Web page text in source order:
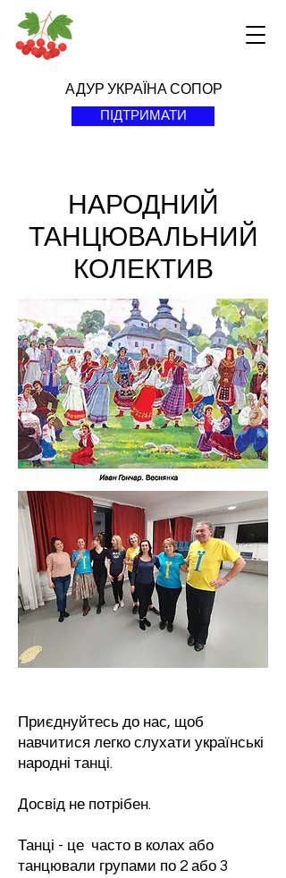
АДУР УКРАЇНА СОПОР
ПІДТРИМАТИ
НАРОДНИЙ
ТАНЦЮВАЛЬНИЙ
КОЛЕКТИВ
Приєднуйтесь до нас, щоб
навчитися легко слухати українські
народні танці.
Досвід не потрібен.
Танці - це часто в колах або
танцювали групами по 2 або 3